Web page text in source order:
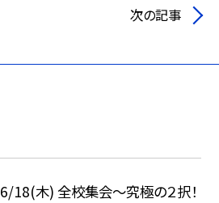
次の記事
6/18(木) 全校集会～究極の２択！